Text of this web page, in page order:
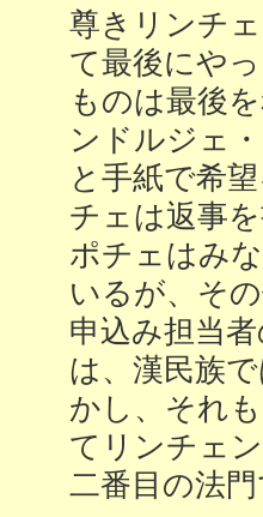
尊きリンチ
て最後にや
ものは最後
ンドルジェ
と手紙で希
チェは返事
ポチェはみ
いるが、そ
申込み担当
は、漢民族
かし、それ
てリンチェ
二番目の法